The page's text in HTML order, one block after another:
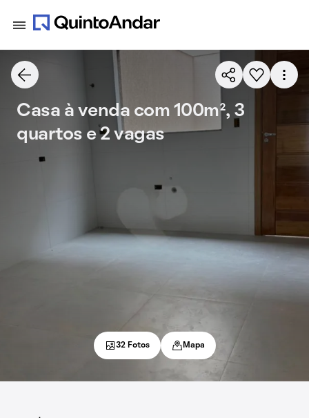
Casa à venda com 100m², 3
quartos e 2 vagas
32 Fotos Mapa